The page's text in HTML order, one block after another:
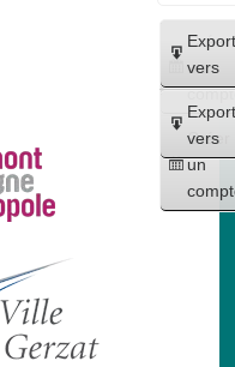
Créer
un
Créer
un
vers
vers